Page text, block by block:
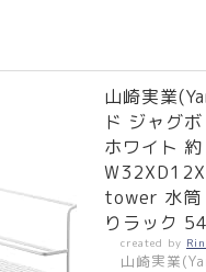
山崎実業
ド ジャグ
ホワイト 約
tower 水筒
りラック
created by
山崎実業